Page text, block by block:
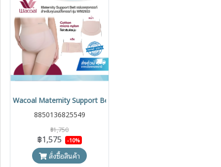
Wacoal Maternity Support Belt แผ่นพยุงครรภ์ บรรเทาปวดหลัง รุ่น
8850136825549
฿1,750
฿1,575 -10%
สั่งซื้อสินค้า